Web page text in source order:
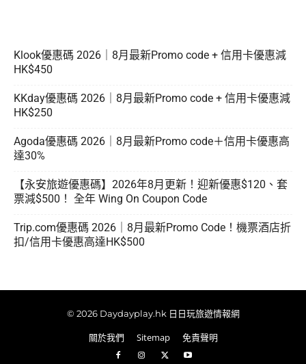
Klook優惠碼 2026｜8月最新Promo code + 信用卡優惠減
HK$450
KKday優惠碼 2026｜8月最新Promo code + 信用卡優惠減
HK$250
Agoda優惠碼 2026｜8月最新Promo code＋信用卡優惠高
達30%
【永安旅遊優惠碼】2026年8月更新！迎新優惠$120、套
票減$500！ 全年 Wing On Coupon Code
Trip.com優惠碼 2026｜8月最新Promo Code！機票酒店折
扣/信用卡優惠高達HK$500
© 2026 Daydayplay.hk 日日玩旅遊情報網
關於我們 Sitemap 免責聲明